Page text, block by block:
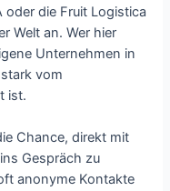
oder die Fruit Logistica
Welt an. Wer hier
Unternehmen in
vom
ist.
Chance, direkt mit
Gespräch zu
anonyme Kontakte